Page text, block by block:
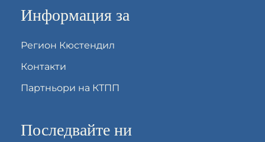
Информация за
Регион Кюстендил
Контакти
Партньори на КТПП
Последвайте ни